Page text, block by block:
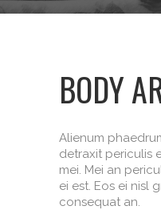
BODY
Alienum
detraxit periculis
mei. Mei an
ei est. Eos ei nisl
consequat an.